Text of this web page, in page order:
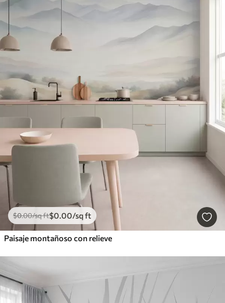
$0.00/sq ft$0 .00/sq ft
Paisaje montañoso con relieve